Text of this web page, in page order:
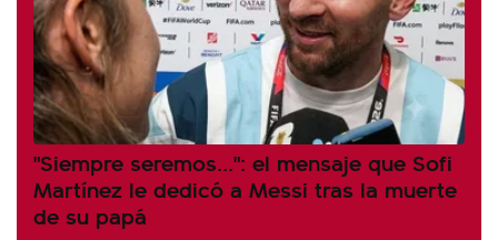
"Siempre seremos...": el mensaje que Sofi
Martínez le dedicó a Messi tras la muerte
de su papá